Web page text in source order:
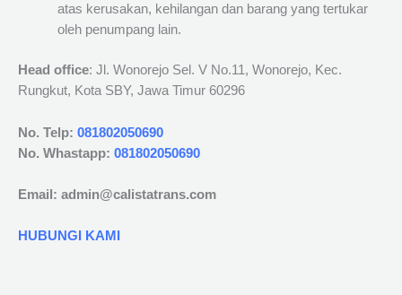
atas kerusakan, kehilangan dan barang yang tertukar
oleh penumpang lain.
Head office: Jl. Wonorejo Sel. V No.11, Wonorejo, Kec.
Rungkut, Kota SBY, Jawa Timur 60296
No. Telp: 081802050690
No. Whastapp: 081802050690
Email: admin@calistatrans.com
HUBUNGI KAMI